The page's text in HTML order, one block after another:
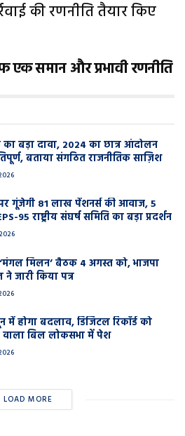
की रणनीति तैयार किए
समान और प्रभावी रणनीति
बड़ा दावा, 2024 का छात्र आंदोलन
बताया संगठित राजनीतिक साज़िश
गूंजेगी 81 लाख पेंशनर्स की आवाज, 5
95 राष्ट्रीय संघर्ष समिति का बड़ा प्रदर्शन
मिलन’ बैठक 4 अगस्त को, भाजपा
जारी किया पत्र
में होगा बदलाव, डिजिटल रिकॉर्ड को
बिल लोकसभा में पेश
LOAD MORE